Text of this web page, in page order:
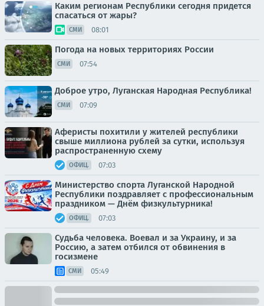
Каким регионам Республики сегодня придется
спасаться от жары?
СМИ 08:01
Погода на новых территориях России
СМИ 07:54
Доброе утро, Луганская Народная Республика!
СМИ 07:09
Аферисты похитили у жителей республики
свыше миллиона рублей за сутки, используя
распространенную схему
ОФИЦ. 07:03
Министерство спорта Луганской Народной
Республики поздравляет с профессиональным
праздником — Днём физкультурника!
ОФИЦ. 07:03
Судьба человека. Воевал и за Украину, и за
Россию, а затем отбился от обвинения в
госизмене
СМИ 05:49